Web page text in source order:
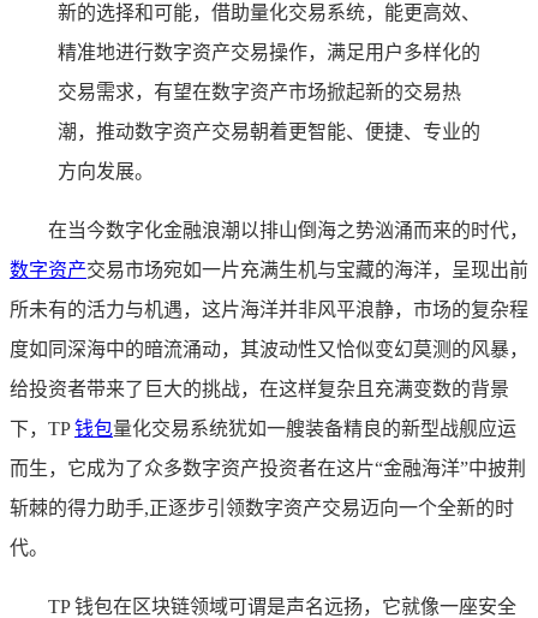
新的选择和可能，借助量化交易系统，能更高效、
精准地进行数字资产交易操作，满足用户多样化的
交易需求，有望在数字资产市场掀起新的交易热
潮，推动数字资产交易朝着更智能、便捷、专业的
方向发展。
在当今数字化金融浪潮以排山倒海之势汹涌而来的时代，
数字资产交易市场宛如一片充满生机与宝藏的海洋，呈现出前
所未有的活力与机遇，这片海洋并非风平浪静，市场的复杂程
度如同深海中的暗流涌动，其波动性又恰似变幻莫测的风暴，
给投资者带来了巨大的挑战，在这样复杂且充满变数的背景
下，TP钱包量化交易系统犹如一艘装备精良的新型战舰应运
而生，它成为了众多数字资产投资者在这片“金融海洋”中披荆
斩棘的得力助手,正逐步引领数字资产交易迈向一个全新的时
代。
TP 钱包在区块链领域可谓是声名远扬，它就像一座安全